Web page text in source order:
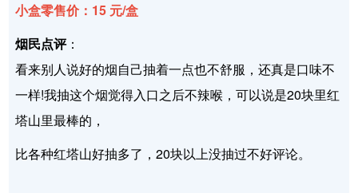
小盒零售价：15 元/盒
烟民点评：
看来别人说好的烟自己抽着一点也不舒服，还真是口味不
一样!我抽这个烟觉得入口之后不辣喉，可以说是20块里红
塔山里最棒的，
比各种红塔山好抽多了，20块以上没抽过不好评论。